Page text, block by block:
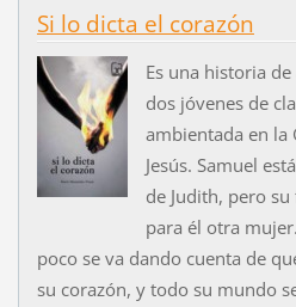
Si lo dicta el corazón
Es una historia
dos jóvenes de
ambientada en la
Jesús. Samuel
de Judith, pero
para él otra
poco se va dando cuenta de
su corazón, y todo su mundo